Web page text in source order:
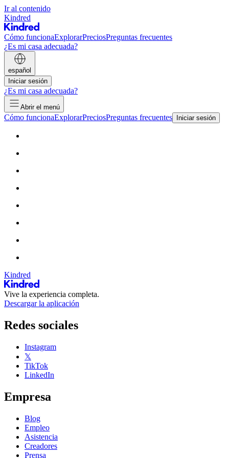
Ir al contenido
Kindred
Cómo funcionaExplorarPreciosPreguntas frecuentes
¿Es mi casa adecuada?
español
Iniciar sesión
¿Es mi casa adecuada?
Abrir el menú
Cómo funcionaExplorarPreciosPreguntas frecuentes Iniciar sesión
Kindred
Vive la experiencia completa.
Descargar la aplicación
Redes sociales
Instagram
𝕏
TikTok
LinkedIn
Empresa
Blog
Empleo
Asistencia
Creadores
Prensa